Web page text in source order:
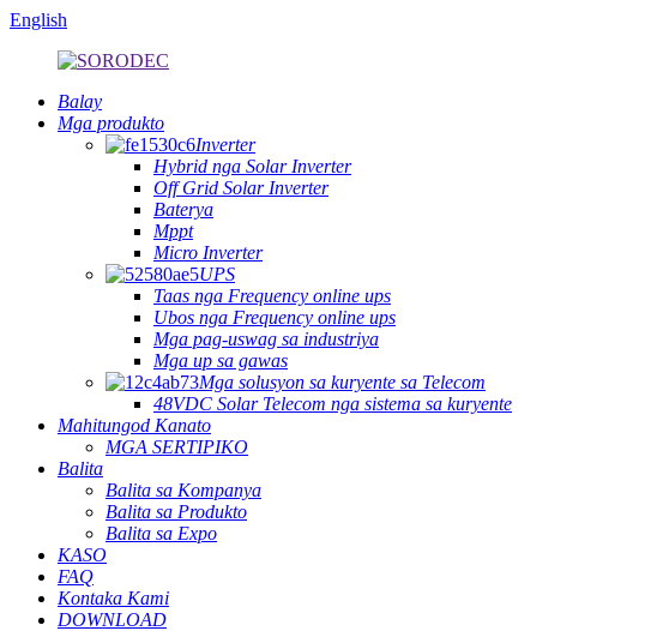
English
Balay
Mga produkto
Inverter
Hybrid nga Solar Inverter
Off Grid Solar Inverter
Baterya
Mppt
Micro Inverter
UPS
Taas nga Frequency online ups
Ubos nga Frequency online ups
Mga pag-uswag sa industriya
Mga up sa gawas
Mga solusyon sa kuryente sa Telecom
48VDC Solar Telecom nga sistema sa kuryente
Mahitungod Kanato
MGA SERTIPIKO
Balita
Balita sa Kompanya
Balita sa Produkto
Balita sa Expo
KASO
FAQ
Kontaka Kami
DOWNLOAD